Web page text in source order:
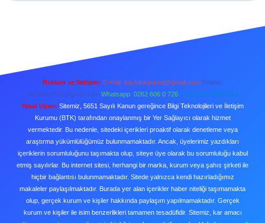
Reklam ve İletişim: E-mail: backlinkpaneli@gmail.com Teams:
forumhizmeti@gmail.com Whatsapp: 0262 606 0 726 Telegram: @karabul
Yasal Uyarı: Sitemiz, 5651 Sayılı Kanun gereğince Bilgi Teknolojileri ve İletişim
Kurumu (BTK) tarafından onaylanmış bir Yer Sağlayıcı olarak hizmet
vermektedir. Bu nedenle, sitedeki içerikleri proaktif olarak denetleme veya
araştırma yükümlülüğümüz bulunmamaktadır. Ancak, üyelerimiz yazdıkları
içeriklerin sorumluluğunu taşımakta olup, siteye üye olarak bu sorumluluğu kabul
etmiş sayılırlar. Bu internet sitesi, herhangi bir marka, kurum veya şahıs şirketi ile
hiçbir bağlantısı bulunmamaktadır. Sitede yalnızca kendi hazırladığımız
makaleler paylaşılmaktadır. Burada yer alan içerikler haber niteliği taşımamakta
olup, gerçek kurum ve kişiler hakkında paylaşım yapılmamaktadır. Gerçek
kurum ve kişiler ile isim benzerlikleri tamamen tesadüfidir. Sitemiz, kar amacı